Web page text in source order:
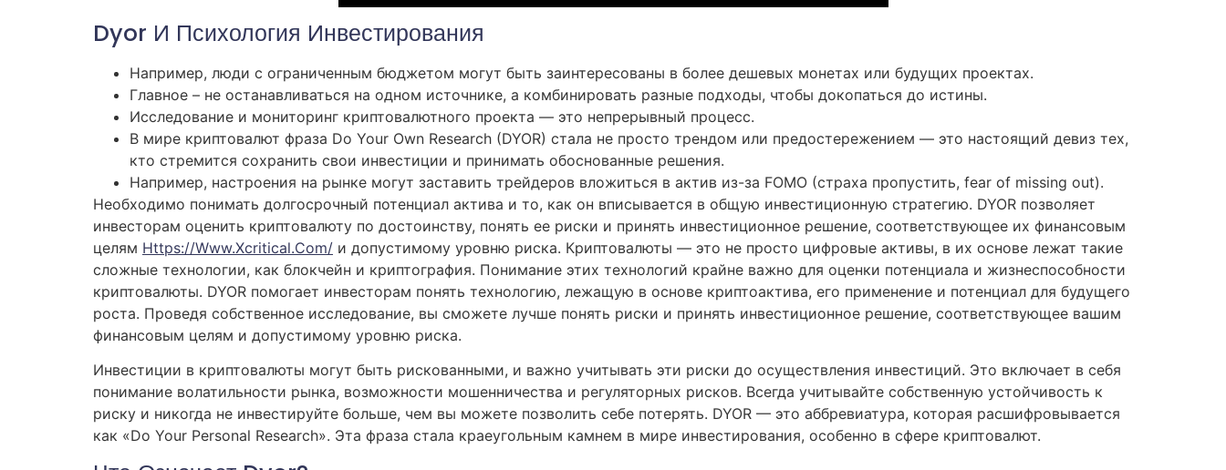
Dyor И Психология Инвестирования
Например, люди с ограниченным бюджетом могут быть заинтересованы в более дешевых монетах или будущих проектах.
Главное – не останавливаться на одном источнике, а комбинировать разные подходы, чтобы докопаться до истины.
Исследование и мониторинг криптовалютного проекта — это непрерывный процесс.
В мире криптовалют фраза Do Your Own Research (DYOR) стала не просто трендом или предостережением — это настоящий девиз тех,
кто стремится сохранить свои инвестиции и принимать обоснованные решения.
Например, настроения на рынке могут заставить трейдеров вложиться в актив из-за FOMO (страха пропустить, fear of missing out).
Необходимо понимать долгосрочный потенциал актива и то, как он вписывается в общую инвестиционную стратегию. DYOR позволяет
инвесторам оценить криптовалюту по достоинству, понять ее риски и принять инвестиционное решение, соответствующее их финансовым
целям Https://www.xcritical.com/ и допустимому уровню риска. Криптовалюты — это не просто цифровые активы, в их основе лежат такие
сложные технологии, как блокчейн и криптография. Понимание этих технологий крайне важно для оценки потенциала и жизнеспособности
криптовалюты. DYOR помогает инвесторам понять технологию, лежащую в основе криптоактива, его применение и потенциал для будущего
роста. Проведя собственное исследование, вы сможете лучше понять риски и принять инвестиционное решение, соответствующее вашим
финансовым целям и допустимому уровню риска.
Инвестиции в криптовалюты могут быть рискованными, и важно учитывать эти риски до осуществления инвестиций. Это включает в себя
понимание волатильности рынка, возможности мошенничества и регуляторных рисков. Всегда учитывайте собственную устойчивость к
риску и никогда не инвестируйте больше, чем вы можете позволить себе потерять. DYOR — это аббревиатура, которая расшифровывается
как «Do Your Personal Research». Эта фраза стала краеугольным камнем в мире инвестирования, особенно в сфере криптовалют.